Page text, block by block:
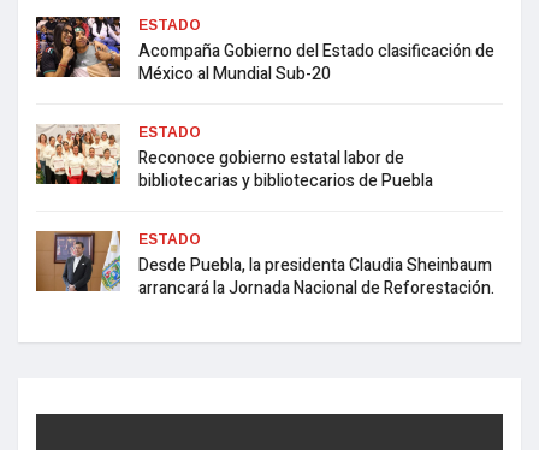
ESTADO
Acompaña Gobierno del Estado clasificación de
México al Mundial Sub-20
ESTADO
Reconoce gobierno estatal labor de
bibliotecarias y bibliotecarios de Puebla
ESTADO
Desde Puebla, la presidenta Claudia Sheinbaum
arrancará la Jornada Nacional de Reforestación.